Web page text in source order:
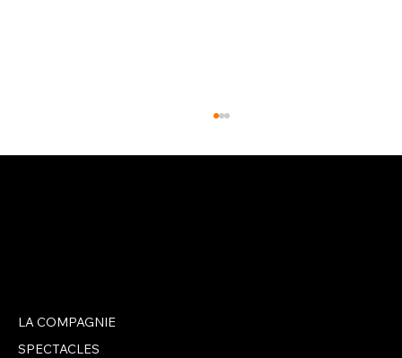
UNE ŒUVRE OFFERTE À BJM PAR UNE
ARTISTE LOCALE
LA COMPAGNIE
SPECTACLES